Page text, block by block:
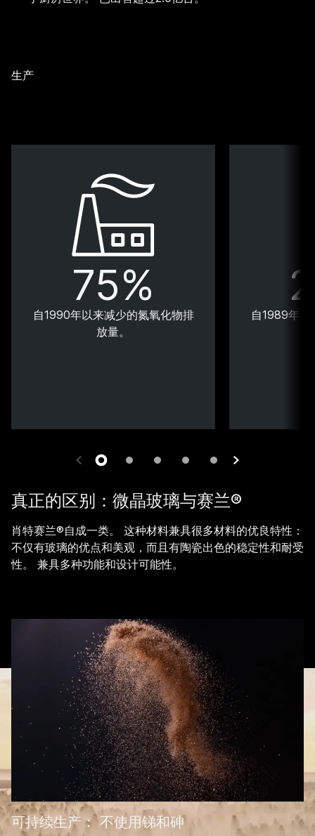
生产
75%
自1990年以来减少的氮氧化物排
放量。
自1989年以
真正的区别：微晶玻璃与赛兰®
肖特赛兰®自成一类。 这种材料兼具很多材料的优良特性：
不仅有玻璃的优点和美观，而且有陶瓷出色的稳定性和耐受
性。 兼具多种功能和设计可能性。
可持续生产： 不使用锑和砷